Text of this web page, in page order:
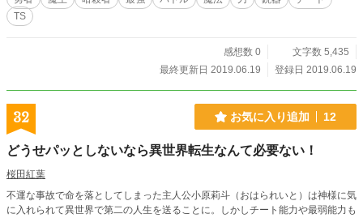
TS
感想数 0
文字数 5,435
最終更新日 2019.06.19
登録日 2019.06.19
32 お気に入り追加 12
どうせパッとしないなら異世界転生なんて必要ない！
桜田紅葉
不運な事故で命を落としてしまった主人公小原莉斗（おはられいと）は神様に気
に入れられて異世界で第二の人生を送ることに。しかしチート能力や最弱能力も